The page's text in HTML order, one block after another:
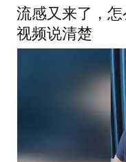
流感又来了，
视频说清楚